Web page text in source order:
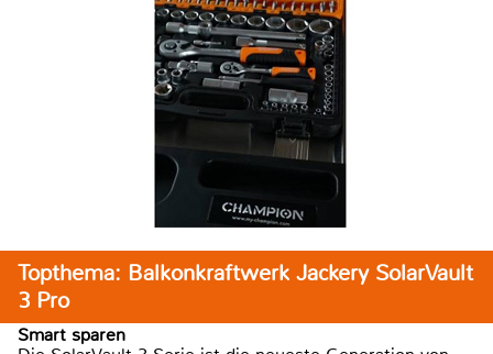
Topthema: Balkonkraftwerk Jackery SolarVault
3 Pro
Smart sparen